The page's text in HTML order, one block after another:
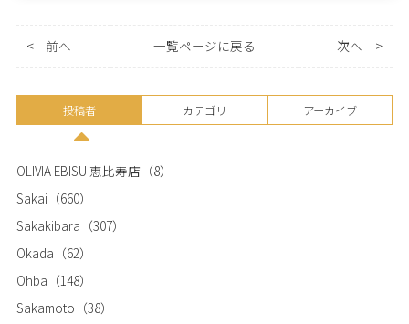
< 前へ 一覧ページに戻る >
次へ
投稿者 カテゴリ アーカイブ
OLIVIA EBISU 恵比寿店 （8）
Sakai （660）
Sakakibara （307）
Okada （62）
Ohba （148）
Sakamoto （38）